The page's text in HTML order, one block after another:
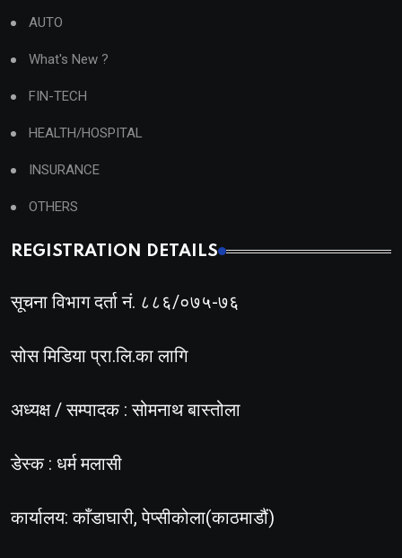
AUTO
What's New ?
FIN-TECH
HEALTH/HOSPITAL
INSURANCE
OTHERS
REGISTRATION DETAILS
सूचना विभाग दर्ता नं. ८८६/०७५-७६
सोस मिडिया प्रा.लि.का लागि
अध्यक्ष / सम्पादक : सोमनाथ बास्तोला
डेस्क : धर्म मलासी
कार्यालय: काँडाघारी, पेप्सीकोला(काठमाडौं)